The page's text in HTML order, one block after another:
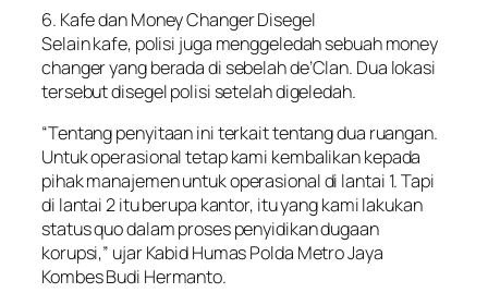
6. Kafe dan Money Changer Disegel
Selain kafe, polisi juga menggeledah sebuah money
changer yang berada di sebelah de’Clan. Dua lokasi
tersebut disegel polisi setelah digeledah.
“Tentang penyitaan ini terkait tentang dua ruangan.
Untuk operasional tetap kami kembalikan kepada
pihak manajemen untuk operasional di lantai 1. Tapi
di lantai 2 itu berupa kantor, itu yang kami lakukan
status quo dalam proses penyidikan dugaan
korupsi,” ujar Kabid Humas Polda Metro Jaya
Kombes Budi Hermanto.